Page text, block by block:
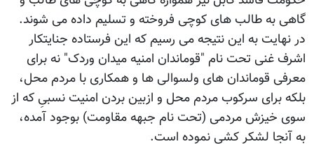
گاهی به طالب های کوچی فروخته و تسلیم داده می شوند.
در نهایت به این نتیجه می رسیم که این فرستاده جنایتکار
اشرف غنی تحت نام "قوماندان امنیه میدان وردک" نه برای
معرفی قوماندان های ولسوالی ها و همکاری با مردم محل،
بلکه برای سرکوب مردم محل و ازبین بردن امنیت نسبیِ که از
سوی خیزش مردمی (تحت نام جبهه مقاومت) بوجود آمده،
به آنجا لشکر کشی نموده است.